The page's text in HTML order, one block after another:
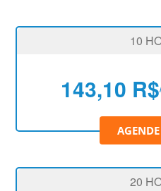
10
143,10 R$
20